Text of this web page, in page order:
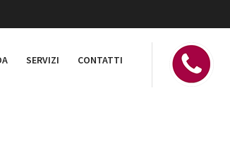
SERVIZI CONTATTI